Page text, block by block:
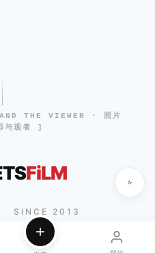
THE VIEWER · 照片
与观者 ]
FiLM
SINCE 2013